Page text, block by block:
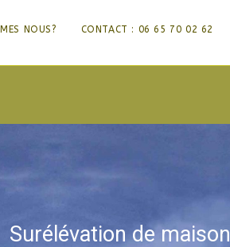
NOUS? CONTACT : 06 65 70 02 62
Surélévation de maison